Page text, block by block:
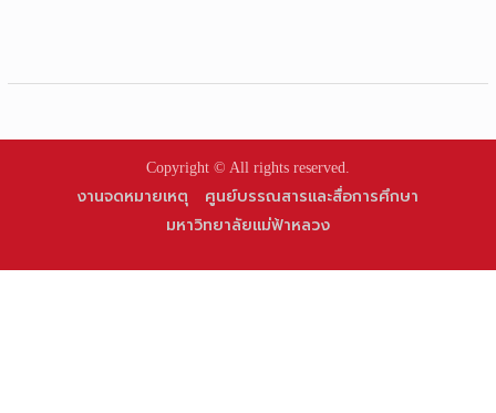
Copyright © All rights reserved.
งานจดหมายเหตุ
ศูนย์บรรณสารและสื่อการศึกษา
มหาวิทยาลัยแม่ฟ้าหลวง